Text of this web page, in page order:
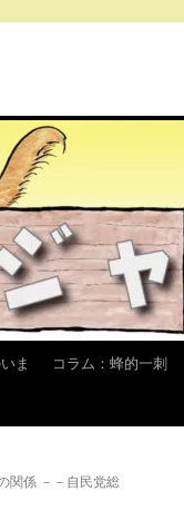
ま コラム：蜂的一刺
関係 －－自民党総